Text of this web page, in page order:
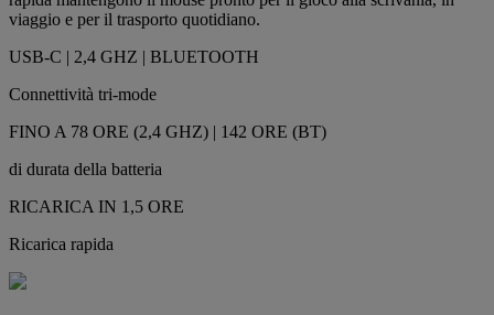
viaggio e per il trasporto quotidiano.
USB-C | 2,4 GHZ | BLUETOOTH
Connettività tri-mode
FINO A 78 ORE (2,4 GHZ) | 142 ORE (BT)
di durata della batteria
RICARICA IN 1,5 ORE
Ricarica rapida